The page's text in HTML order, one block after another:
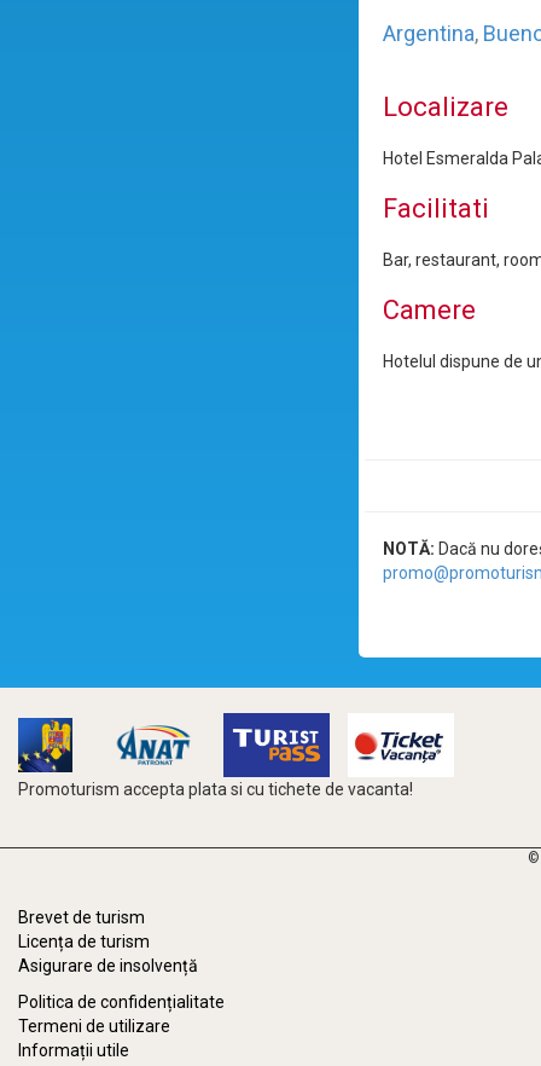
Argentina,
Localizare
Hotel Esmeralda
Facilitati
Bar, restaurant,
Camere
Hotelul dispune de
NOTĂ: Dacă nu
Promoturism accepta plata si cu tichete de vacanta!
©
Brevet de turism
Licența de turism
Asigurare de insolvență
Politica de confidențialitate
Termeni de utilizare
Informații utile